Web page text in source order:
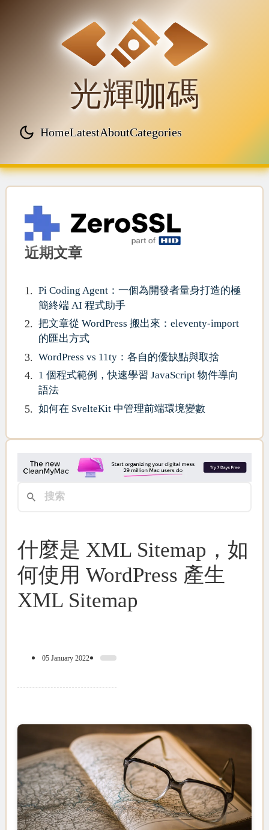
光輝咖碼
Top level navigation menu
HomeLatestAboutCategories
近期文章
Pi Coding Agent：一個為開發者量身打造的極
簡終端 AI 程式助手
把文章從 WordPress 搬出來：eleventy-import
的匯出方式
WordPress vs 11ty：各自的優缺點與取捨
1 個程式範例，快速學習 JavaScript 物件導向
語法
如何在 SvelteKit 中管理前端環境變數
什麼是 XML Sitemap，如
何使用 WordPress 產生
XML Sitemap
05 January 2022